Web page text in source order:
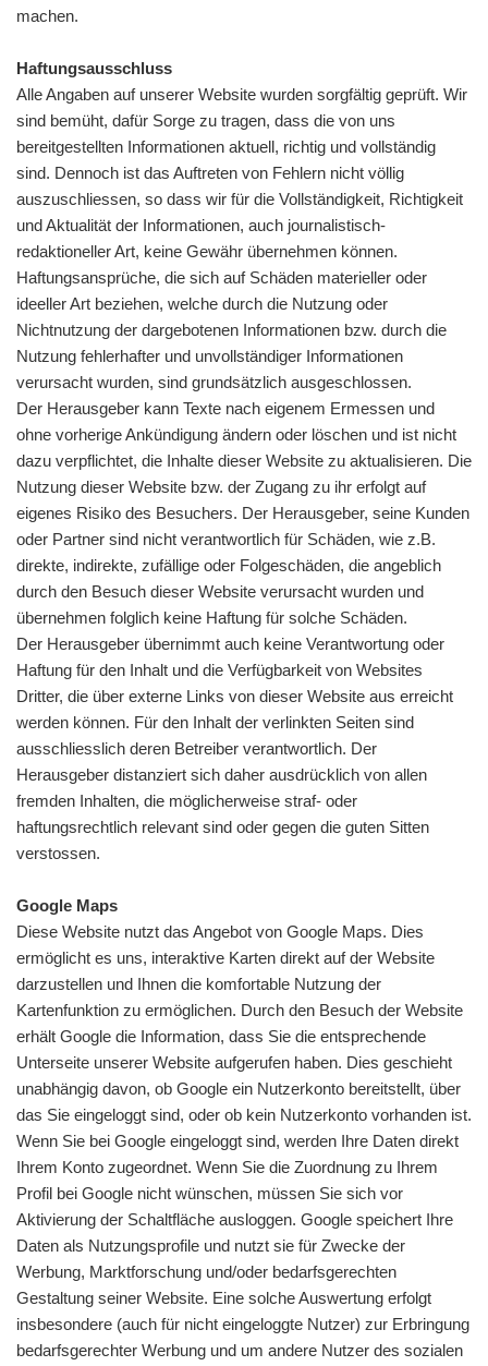
machen.
Haftungsausschluss
Alle Angaben auf unserer Website wurden sorgfältig geprüft. Wir
sind bemüht, dafür Sorge zu tragen, dass die von uns
bereitgestellten Informationen aktuell, richtig und vollständig
sind. Dennoch ist das Auftreten von Fehlern nicht völlig
auszuschliessen, so dass wir für die Vollständigkeit, Richtigkeit
und Aktualität der Informationen, auch journalistisch-
redaktioneller Art, keine Gewähr übernehmen können.
Haftungsansprüche, die sich auf Schäden materieller oder
ideeller Art beziehen, welche durch die Nutzung oder
Nichtnutzung der dargebotenen Informationen bzw. durch die
Nutzung fehlerhafter und unvollständiger Informationen
verursacht wurden, sind grundsätzlich ausgeschlossen.
Der Herausgeber kann Texte nach eigenem Ermessen und
ohne vorherige Ankündigung ändern oder löschen und ist nicht
dazu verpflichtet, die Inhalte dieser Website zu aktualisieren. Die
Nutzung dieser Website bzw. der Zugang zu ihr erfolgt auf
eigenes Risiko des Besuchers. Der Herausgeber, seine Kunden
oder Partner sind nicht verantwortlich für Schäden, wie z.B.
direkte, indirekte, zufällige oder Folgeschäden, die angeblich
durch den Besuch dieser Website verursacht wurden und
übernehmen folglich keine Haftung für solche Schäden.
Der Herausgeber übernimmt auch keine Verantwortung oder
Haftung für den Inhalt und die Verfügbarkeit von Websites
Dritter, die über externe Links von dieser Website aus erreicht
werden können. Für den Inhalt der verlinkten Seiten sind
ausschliesslich deren Betreiber verantwortlich. Der
Herausgeber distanziert sich daher ausdrücklich von allen
fremden Inhalten, die möglicherweise straf- oder
haftungsrechtlich relevant sind oder gegen die guten Sitten
verstossen.
Google Maps
Diese Website nutzt das Angebot von Google Maps. Dies
ermöglicht es uns, interaktive Karten direkt auf der Website
darzustellen und Ihnen die komfortable Nutzung der
Kartenfunktion zu ermöglichen. Durch den Besuch der Website
erhält Google die Information, dass Sie die entsprechende
Unterseite unserer Website aufgerufen haben. Dies geschieht
unabhängig davon, ob Google ein Nutzerkonto bereitstellt, über
das Sie eingeloggt sind, oder ob kein Nutzerkonto vorhanden ist.
Wenn Sie bei Google eingeloggt sind, werden Ihre Daten direkt
Ihrem Konto zugeordnet. Wenn Sie die Zuordnung zu Ihrem
Profil bei Google nicht wünschen, müssen Sie sich vor
Aktivierung der Schaltfläche ausloggen. Google speichert Ihre
Daten als Nutzungsprofile und nutzt sie für Zwecke der
Werbung, Marktforschung und/oder bedarfsgerechten
Gestaltung seiner Website. Eine solche Auswertung erfolgt
insbesondere (auch für nicht eingeloggte Nutzer) zur Erbringung
bedarfsgerechter Werbung und um andere Nutzer des sozialen